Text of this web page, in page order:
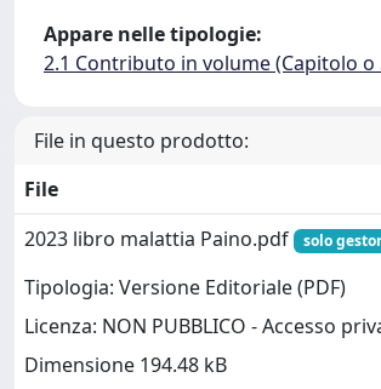
Appare nelle tipologie:
2.1 Contributo in volume (Capitolo o
File in questo prodotto:
File
2023 libro malattia Paino.pdf
solo
Tipologia: Versione Editoriale (PDF)
Licenza: NON PUBBLICO - Accesso
Dimensione 194.48 kB